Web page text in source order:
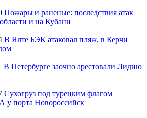
Пожары и раненые: последствия атак
и на Кубани
В Ялте БЭК атаковал пляж, в Керчи
В Петербурге заочно арестовали Лидию
Сухогруз под турецким флагом
у порта Новороссийск